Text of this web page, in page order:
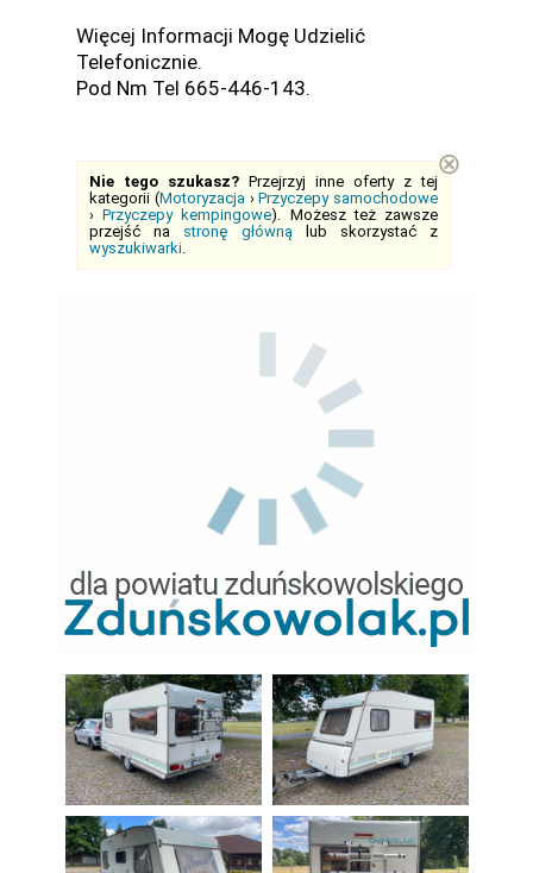
Więcej Informacji Mogę Udzielić
Telefonicznie.
Pod Nm Tel 665-446-143.
Nie tego szukasz? Przejrzyj inne oferty z tej
kategorii (Motoryzacja›Przyczepy samochodowe
›Przyczepy kempingowe). Możesz też zawsze
przejść na stronę głównąlub skorzystać z
wyszukiwarki.
⊗